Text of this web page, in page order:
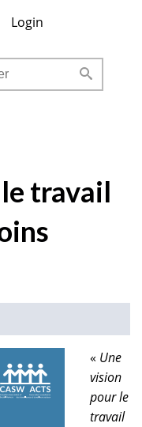
Login
travail
« Une
vision
pour le
travail